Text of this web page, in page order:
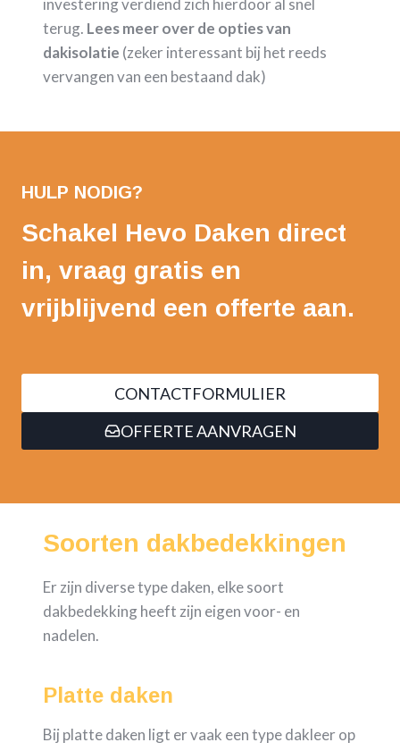
investering verdiend zich hierdoor al snel
terug. Lees meer over de opties van
dakisolatie (zeker interessant bij het reeds
vervangen van een bestaand dak)
HULP NODIG?
Schakel Hevo Daken direct
in, vraag gratis en
vrijblijvend een offerte aan.
CONTACTFORMULIER
OFFERTE AANVRAGEN
Soorten dakbedekkingen
Er zijn diverse type daken, elke soort
dakbedekking heeft zijn eigen voor- en
nadelen.
Platte daken
Bij platte daken ligt er vaak een type dakleer op